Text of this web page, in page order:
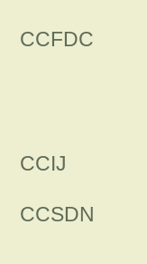
CCFDC
CCIJ
CCSDN